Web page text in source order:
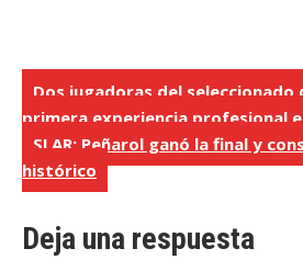
Navegación
de
entradas
Dos jugadoras del
primera experiencia profesional
SLAR: Peñarol ganó la final y
histórico
Deja una respuesta